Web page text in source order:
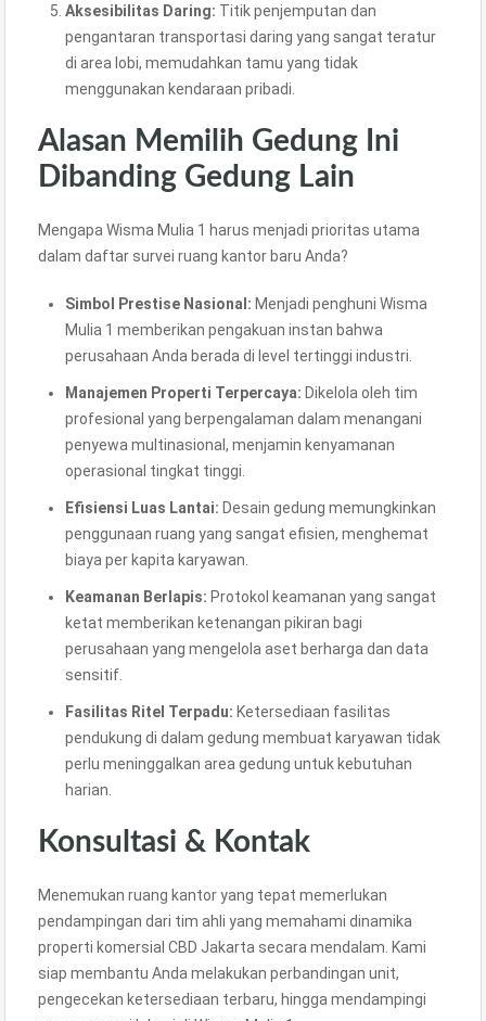
Aksesibilitas Daring: Titik penjemputan dan
pengantaran transportasi daring yang sangat teratur
di area lobi, memudahkan tamu yang tidak
menggunakan kendaraan pribadi.
Alasan Memilih Gedung Ini
Dibanding Gedung Lain
Mengapa Wisma Mulia 1 harus menjadi prioritas utama
dalam daftar survei ruang kantor baru Anda?
Simbol Prestise Nasional: Menjadi penghuni Wisma
Mulia 1 memberikan pengakuan instan bahwa
perusahaan Anda berada di level tertinggi industri.
Manajemen Properti Terpercaya: Dikelola oleh tim
profesional yang berpengalaman dalam menangani
penyewa multinasional, menjamin kenyamanan
operasional tingkat tinggi.
Efisiensi Luas Lantai: Desain gedung memungkinkan
penggunaan ruang yang sangat efisien, menghemat
biaya per kapita karyawan.
Keamanan Berlapis: Protokol keamanan yang sangat
ketat memberikan ketenangan pikiran bagi
perusahaan yang mengelola aset berharga dan data
sensitif.
Fasilitas Ritel Terpadu: Ketersediaan fasilitas
pendukung di dalam gedung membuat karyawan tidak
perlu meninggalkan area gedung untuk kebutuhan
harian.
Konsultasi & Kontak
Menemukan ruang kantor yang tepat memerlukan
pendampingan dari tim ahli yang memahami dinamika
properti komersial CBD Jakarta secara mendalam. Kami
siap membantu Anda melakukan perbandingan unit,
pengecekan ketersediaan terbaru, hingga mendampingi